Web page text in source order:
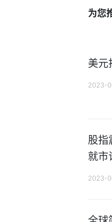
为您
美元
2023-
股指
就市
2023-